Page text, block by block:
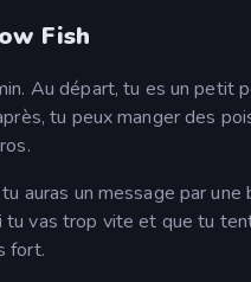
Fish
Au départ, tu es un petit
tu peux manger des
auras un message par une
tu vas trop vite et que tu
fort.